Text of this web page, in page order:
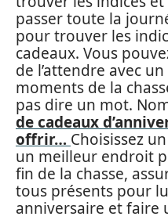
passer toute la
pour trouver les
cadeaux. Vous
de l’attendre avec
moments de la
pas dire un mot.
de cadeaux
offrir… Choisissez
un meilleur endroit
fin de la chasse,
tous présents pour
anniversaire et faire